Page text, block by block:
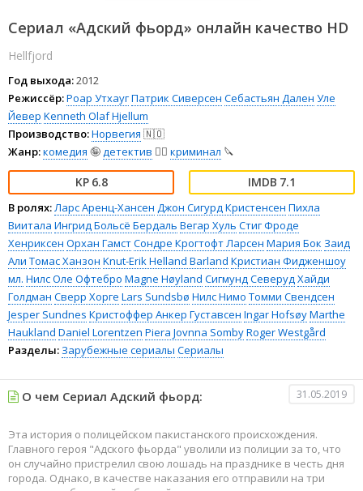
Сериал «Адский фьорд» онлайн качество HD
Hellfjord
Год выхода:2012
Режиссёр:Роар УтхаугПатрик Сиверсен Себастьян Дален Уле
Йевер Kenneth Olaf Hjellum
Производство:Норвегия 🇳🇴
Жанр:комедия 🤪детектив 🕵️‍♂️ криминал 🔪
6.8 7.1
В ролях:Ларс Аренц-Хансен Джон Сигурд Кристенсен Пихла
Виитала Ингрид Больсё Бердаль Вегар Хуль Стиг Фроде
Хенриксен Орхан ГамстСондре Крогтофт Ларсен Мария Бок Заид
Али Томас Ханзон Knut-Erik Helland Barland Кристиан Фидженшоу
мл. Нилс Оле Офтебро Magne Høyland Сигмунд СеверудХайди
Голдман Сверр Хорге Lars Sundsbø Нилс Нимо Томми Свендсен
Jesper Sundnes Кристоффер Анкер Густавсен Ingar HofsøyMarthe
Haukland Daniel Lorentzen Piera Jovnna SombyRoger Westgård
Разделы: Зарубежные сериалы Сериалы
О чем Сериал Адский фьорд: 31.05.2019
Эта история о полицейском пакистанского происхождения.
Главного героя "Адского фьорда" уволили из полиции за то, что
он случайно пристрелил свою лошадь на празднике в честь дня
города. Однако, в качестве наказания его отправили на три